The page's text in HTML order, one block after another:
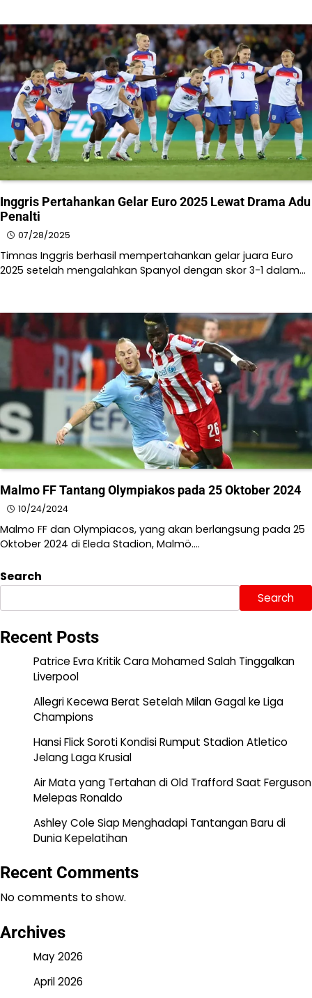
Inggris Pertahankan Gelar Euro 2025 Lewat Drama Adu
Penalti
07/28/2025
Timnas Inggris berhasil mempertahankan gelar juara Euro
2025 setelah mengalahkan Spanyol dengan skor 3-1 dalam…
Malmo FF Tantang Olympiakos pada 25 Oktober 2024
10/24/2024
Malmo FF dan Olympiacos, yang akan berlangsung pada 25
Oktober 2024 di Eleda Stadion, Malmö.​…
Search
Search
Recent Posts
Patrice Evra Kritik Cara Mohamed Salah Tinggalkan
Liverpool
Allegri Kecewa Berat Setelah Milan Gagal ke Liga
Champions
Hansi Flick Soroti Kondisi Rumput Stadion Atletico
Jelang Laga Krusial
Air Mata yang Tertahan di Old Trafford Saat Ferguson
Melepas Ronaldo
Ashley Cole Siap Menghadapi Tantangan Baru di
Dunia Kepelatihan
Recent Comments
No comments to show.
Archives
May 2026
April 2026